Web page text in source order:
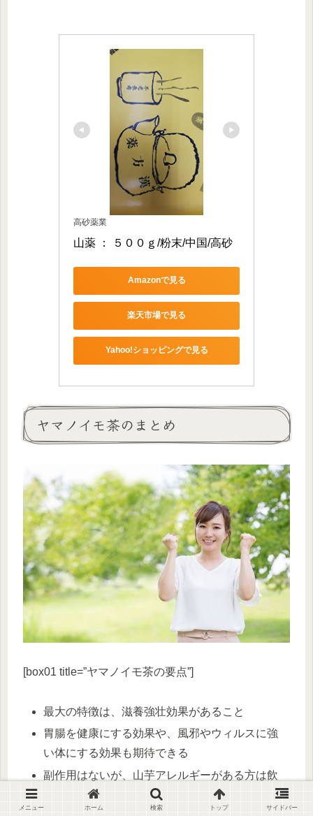
高砂薬業
山薬 ： ５００ｇ/粉末/中国/高砂
Amazonで見る
楽天市場で見る
Yahoo!ショッピングで見る
ヤマノイモ茶のまとめ
[box01 title=”ヤマノイモ茶の要点”]
最大の特徴は、滋養強壮効果があること
胃腸を健康にする効果や、風邪やウィルスに強
い体にする効果も期待できる
副作用はないが、山芋アレルギーがある方は飲
用を控える
メニュー ホーム 検索 トップ サイドバー